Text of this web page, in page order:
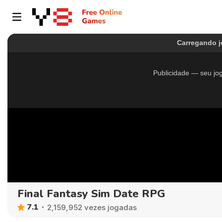
Final Fantasy Sim Date RPG
7.1 2,159,952 vezes jogadas